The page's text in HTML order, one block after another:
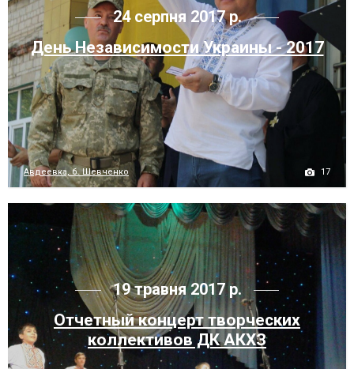
24 серпня 2017 р.
День Независимости Украины - 2017
Авдеевка, б. Шевченко 17
19 травня 2017 р.
Отчетный концерт творческих
коллективов ДК АКХЗ